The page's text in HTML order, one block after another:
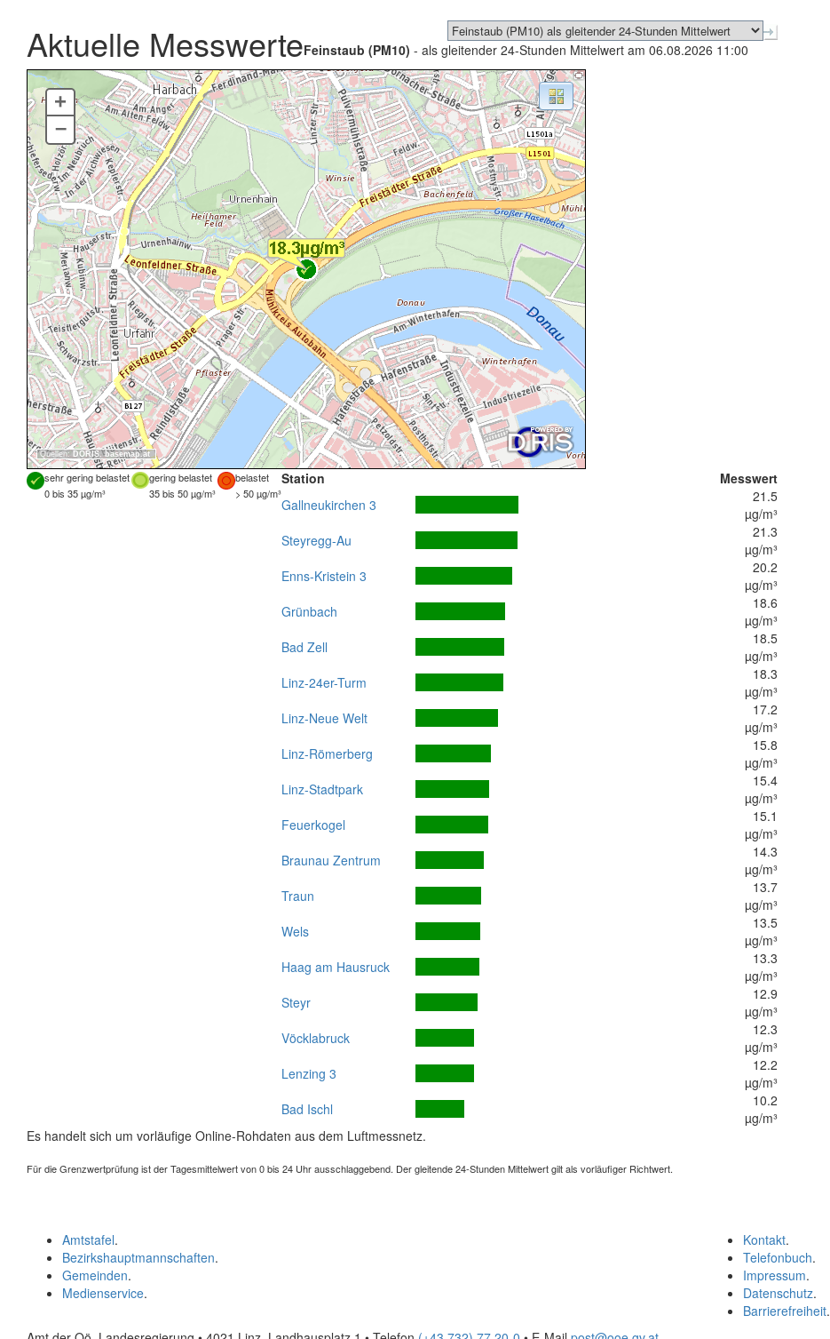
Aktuelle MesswerteFeinstaub (PM10) - als gleitender 24-Stunden Mittelwert am 06.08.2026 11:00
Quellen: DORIS,basemap.at
+
–
sehr gering belastet gering belastet
belastet
0 bis 35 µg/m³
35 bis 50 µg/m³ > 50 µg/m³
Station
Messwert
Gallneukirchen 3
21.5
µg/m³
Steyregg-Au
21.3
µg/m³
Enns-Kristein 3
20.2
µg/m³
Grünbach
18.6
µg/m³
Bad Zell
18.5
µg/m³
Linz-24er-Turm
18.3
µg/m³
Linz-Neue Welt
17.2
µg/m³
Linz-Römerberg
15.8
µg/m³
Linz-Stadtpark
15.4
µg/m³
Feuerkogel
15.1
µg/m³
Braunau Zentrum
14.3
µg/m³
Traun
13.7
µg/m³
Wels
13.5
µg/m³
Haag am Hausruck
13.3
µg/m³
Steyr
12.9
µg/m³
Vöcklabruck
12.3
µg/m³
Lenzing 3
12.2
µg/m³
Bad Ischl
10.2
µg/m³
Es handelt sich um vorläufige Online-Rohdaten aus dem Luftmessnetz.
Für die Grenzwertprüfung ist der Tagesmittelwert von 0 bis 24 Uhr ausschlaggebend. Der gleitende 24-Stunden Mittelwert gilt als vorläufiger Richtwert.
Kontakt.
Telefonbuch.
Impressum.
Datenschutz.
Barrierefreiheit.
Amtstafel.
Bezirkshauptmannschaften.
Gemeinden.
Medienservice.